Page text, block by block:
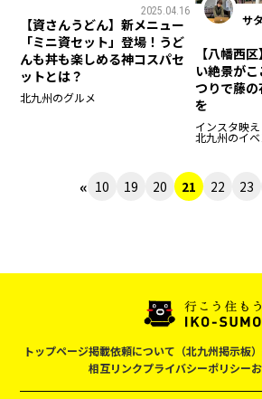
2025.04.16
【資さんうどん】新メニュー
「ミニ資セット」登場！うど
んも丼も楽しめる神コスパセ
ットとは？
北九州のグルメ
サ
【八幡西
い絶景が
つりで藤
を
インスタ映え
北九州のイベ
« 10 19 20 21 22 23
トップページ掲載依頼について（北九州掲示板）
相互リンクプライバシーポリシー